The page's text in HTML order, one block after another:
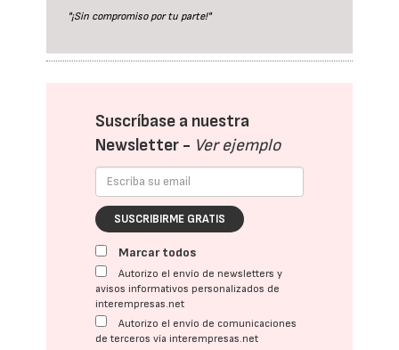
"¡Sin compromiso por tu parte!"
Suscríbase a nuestra
Newsletter - Ver ejemplo
SUSCRIBIRME GRATIS
Marcar todos
Autorizo el envío de newsletters y
avisos informativos personalizados de
interempresas.net
Autorizo el envío de comunicaciones
de terceros vía interempresas.net